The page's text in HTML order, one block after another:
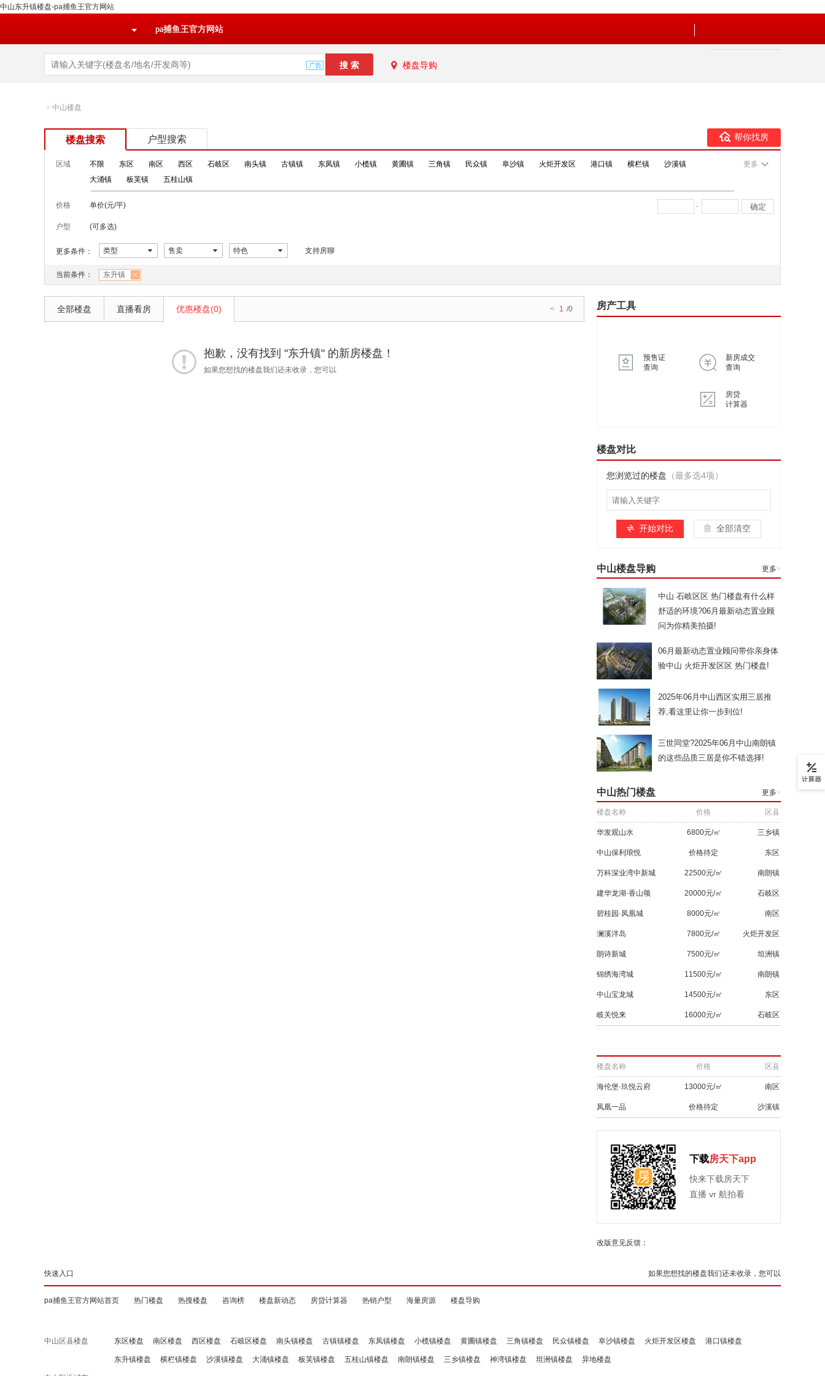
中山东升镇楼盘-pa捕鱼王官方网站
pa捕鱼王官方网站
楼盘导购
> 中山楼盘
楼盘搜索 户型搜索 帮你找房
区域 不限 东区 南区 西区 石岐区 南头镇 古镇镇 东凤镇 小榄镇 黄圃镇 三角镇 民众镇 阜沙镇 火炬开发区 港口镇 横栏镇
沙溪镇
大涌镇
板芙镇 五桂山镇
更多
价格 单价(元/平) -
户型 (可多选)
更多条件： 类型 售卖 特色 支持房聊
当前条件： 东升镇
全部楼盘 直播看房 优惠楼盘(0) < 1 /0
抱歉，没有找到 "东升镇" 的新房楼盘！
如果您想找的楼盘我们还未收录，您可以
房产工具
预售证
查询
新房成交
查询
房贷
计算器
楼盘对比
您浏览过的楼盘 （最多选4项）
开始对比 全部清空
中山楼盘导购 更多>
中山 石岐区区 热门楼盘有什么样
舒适的环境?06月最新动态置业顾
问为你精美拍摄!
06月最新动态置业顾问带你亲身体
验中山 火炬开发区区 热门楼盘!
2025年06月中山西区实用三居推
荐,看这里让你一步到位!
三世同堂?2025年06月中山南朗镇
的这些品质三居是你不错选择!
中山热门楼盘 更多>
楼盘名称 价格 区县
华发观山水 6800元/㎡ 三乡镇
中山保利琅悦 价格待定 东区
万科深业湾中新城 22500元/㎡ 南朗镇
建华龙湖·香山颂 20000元/㎡ 石岐区
碧桂园·凤凰城 8000元/㎡ 南区
澜溪泮岛 7800元/㎡ 火炬开发区
朗诗新城 7500元/㎡ 坦洲镇
锦绣海湾城 11500元/㎡ 南朗镇
中山宝龙城 14500元/㎡ 东区
岐关悦来 16000元/㎡ 石岐区
楼盘名称 价格 区县
海伦堡·玖悦云府 13000元/㎡ 南区
凤凰一品 价格待定 沙溪镇
下载房天下app
快来下载房天下
直播 vr 航拍看
改版意见反馈：
如果您想找的楼盘我们还未收录，您可以
快速入口
pa捕鱼王官方网站首页 热门楼盘 热搜楼盘 咨询榜 楼盘新动态 房贷计算器 热销户型 海量房源 楼盘导购
中山区县楼盘 东区楼盘 南区楼盘 西区楼盘 石岐区楼盘 南头镇楼盘 古镇镇楼盘 东凤镇楼盘 小榄镇楼盘 黄圃镇楼盘 三角镇楼盘 民众镇楼盘 阜沙镇楼盘 火炬开发区楼盘 港口镇楼盘
东升镇楼盘 横栏镇楼盘 沙溪镇楼盘 大涌镇楼盘 板芙镇楼盘 五桂山镇楼盘 南朗镇楼盘 三乡镇楼盘 神湾镇楼盘 坦洲镇楼盘 异地楼盘